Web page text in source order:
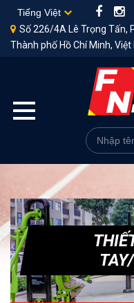
Số 226/4A Lê Trọng Tấn,
Thành phố Hồ Chí Minh, Việt